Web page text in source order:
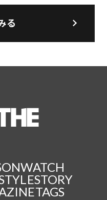
る
WATCH
STORY
TAGS